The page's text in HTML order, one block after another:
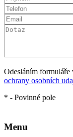
Odesláním formuláře
ochrany osobních
* - Povinné pole
Menu